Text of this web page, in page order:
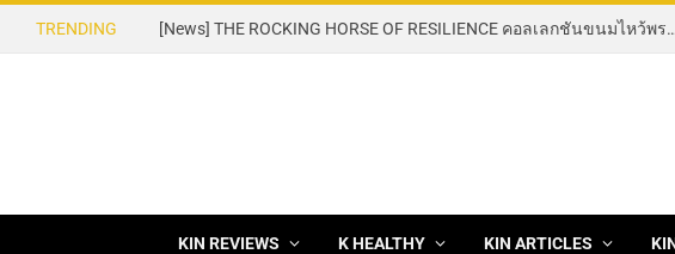
TRENDING [News] THE ROCKING HORSE OF RESILIENCE คอลเลกชันขนมไหว้พระจันทร์ mooncake ประจำปี 2569 จากBanyan Tree Bangkok 1 สิงหาคม – 25 กันยายน 2569
KIN REVIEWS K HEALTHY KIN ARTICLES